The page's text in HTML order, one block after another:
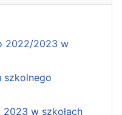
2022/2023 w
szkolnego
w szkołach